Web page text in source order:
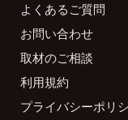
よくあるご質問
お問い合わせ
取材のご相談
利用規約
プライバシーポリ